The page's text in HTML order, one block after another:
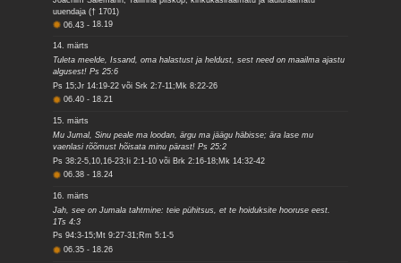
uuendaja († 1701)
06.43-18.19
14. märts
Tuleta meelde, Issand, oma halastust ja heldust, sest need on maailma ajastu
algusest! Ps 25:6
Ps 15;Jr 14:19-22 või Srk 2:7-11;Mk 8:22-26
06.40-18.21
15. märts
Mu Jumal, Sinu peale ma loodan, ärgu ma jäägu häbisse; ära lase mu
vaenlasi rõõmust hõisata minu pärast! Ps 25:2
Ps 38:2-5,10,16-23;Ii 2:1-10 või Brk 2:16-18;Mk 14:32-42
06.38-18.24
16. märts
Jah, see on Jumala tahtmine: teie pühitsus, et te hoiduksite hooruse eest.
1Ts 4:3
Ps 94:3-15;Mt 9:27-31;Rm 5:1-5
06.35-18.26